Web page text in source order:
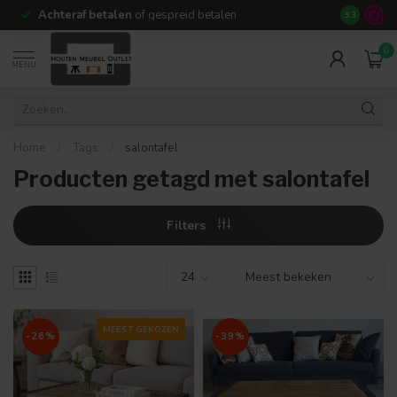
Achteraf betalen of gespreid betalen 14 dagen
9.3
MENU
0
Home Tags salontafel
Producten getagd met salontafel
Filters
MEEST GEKOZEN
-26% -39%